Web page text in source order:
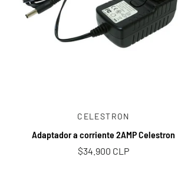
CELESTRON
Adaptador a corriente 2AMP Celestron
$34.900 CLP